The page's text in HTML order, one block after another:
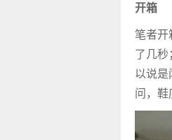
开箱
笔者开
了几秒
以说是
问，鞋